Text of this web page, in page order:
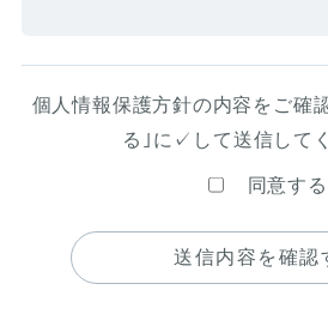
個人情報保護方針の内容をご確
る｣に✓して送信して
同意する